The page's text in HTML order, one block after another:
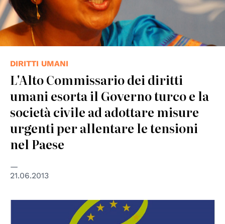
DIRITTI UMANI
L'Alto Commissario dei diritti
umani esorta il Governo turco e la
società civile ad adottare misure
urgenti per allentare le tensioni
nel Paese
21.06.2013
© Consiglio d'Europa